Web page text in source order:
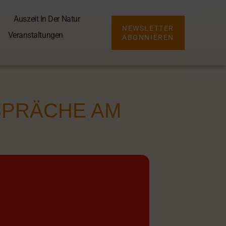
Auszeit In Der Natur
Veranstaltungen
NEWSLETTER
ABONNIEREN
AM